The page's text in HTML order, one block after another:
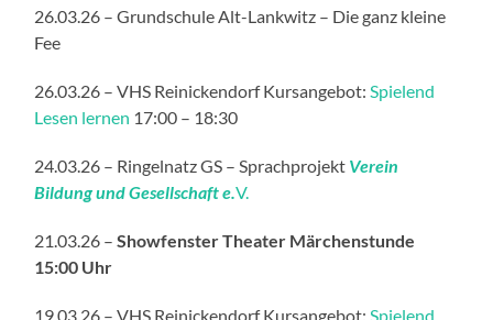
26.03.26 – Grundschule Alt-Lankwitz – Die ganz kleine
Fee
26.03.26 – VHS Reinickendorf Kursangebot: Spielend
Lesen lernen 17:00 – 18:30
24.03.26 – Ringelnatz GS – Sprachprojekt Verein
Bildung und Gesellschaft e.V.
21.03.26 –Showfenster Theater Märchenstunde
15:00 Uhr
19.03.26 – VHS Reinickendorf Kursangebot: Spielend